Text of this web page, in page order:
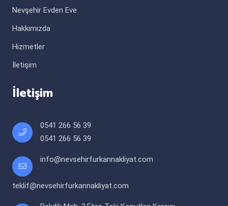
Nevşehir Evden Eve
Hakkımızda
Hizmetler
İletişim
İletişim
0541 266 56 39
0541 266 56 39
info@nevsehirfurkannakliyat.com
teklif@nevsehirfurkannakliyat.com